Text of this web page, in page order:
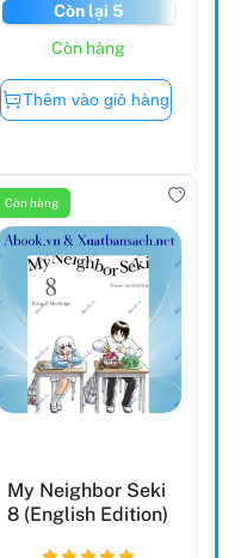
Còn lại 5
Còn hàng
Thêm vào giỏ hàng
Còn hàng
My Neighbor Seki
8 (English Edition)